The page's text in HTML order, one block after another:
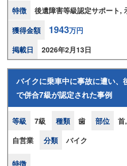
特徴
後遺障害等級認定サポート,
獲得金額
1943万円
掲載日
2026年2月13日
バイクに乗車中に事故に遭い、
で併合7級が認定された事例
等級 7級 種類 歯 部位 首
自営業
分類 バイク
特徴